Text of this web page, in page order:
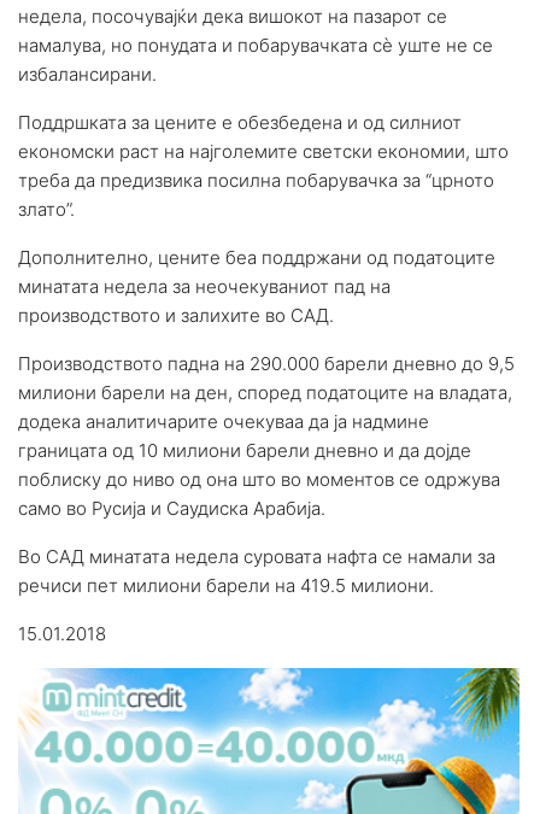
недела, посочувајќи дека вишокот на пазарот се
намалува, но понудата и побарувачката сè уште не се
избалансирани.
Поддршката за цените е обезбедена и од силниот
економски раст на најголемите светски економии, што
треба да предизвика посилна побарувачка за “црното
злато”.
Дополнително, цените беа поддржани од податоците
минатата недела за неочекуваниот пад на
производството и залихите во САД.
Производството падна на 290.000 барели дневно до 9,5
милиони барели на ден, според податоците на владата,
додека аналитичарите очекуваа да ја надмине
границата од 10 милиони барели дневно и да дојде
поблиску до ниво од она што во моментов се одржува
само во Русија и Саудиска Арабија.
Во САД минатата недела суровата нафта се намали за
речиси пет милиони барели на 419.5 милиони.
15.01.2018